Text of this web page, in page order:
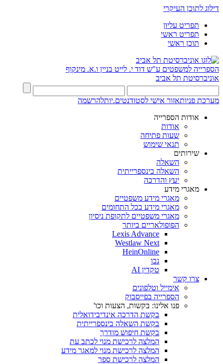
דילוג לתוכן העיקרי
תפריט עליון
תפריט ראשי
תוכן ראשי
הספרייה למשפטים ע"ש דוד י. לייט בניין ו.א. מינקוף
אוניברסיטת תל אביב
מערכת פניותאזור אישי לסטודנטים.יותלהרשמה
אודות הספרייה
אודות
שעות פתיחה
תנאי שימוש
שירותים
השאלה
השאלה בינספרייתית
יעץ והדרכה
מאגרי מידע
מאגרי מידע משפטיים
מאגרי מידע בכל התחומים
מאגרי משפטיים לתקופת ניסיון
הפופולאריים ביותר
Lexis Advance
Westlaw Next
HeinOnline
נבו
טקדין AI
צרו קשר
אימייל וטלפונים
הספרייה בפייסבוק
פנו אלינו: בקשות, הצעות וכו'
בקשת הדרכה אינדיבידואלית
בקשת השאלה בינספרייתית
בקשת חיפוש מודרך
המלצה לרכישת מנוי לכתב עת
המלצה לרכישת מנוי למאגר מידע
המלצה לרכישת ספר